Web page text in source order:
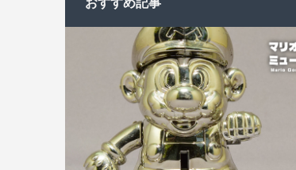
おすすめ記事